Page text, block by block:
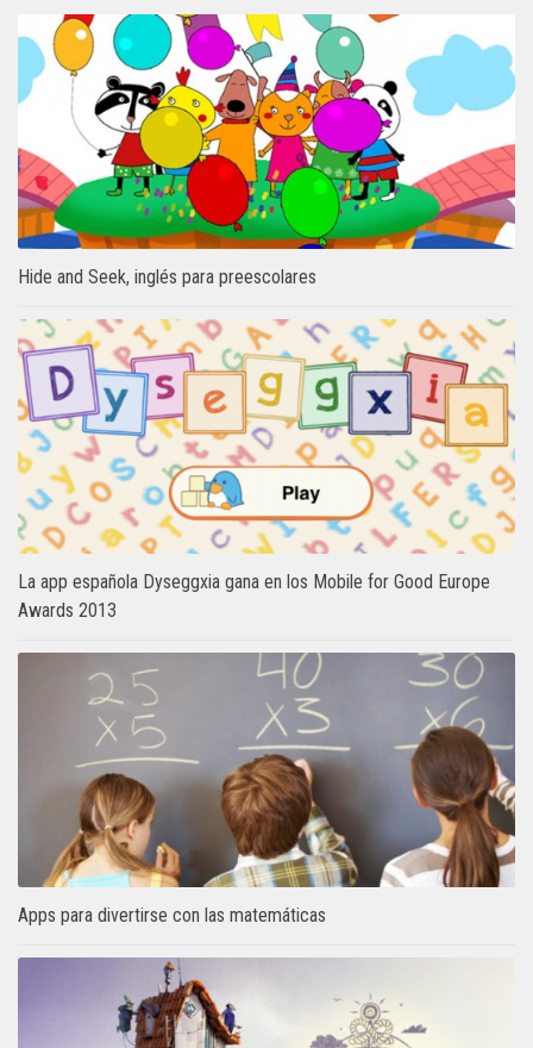
Hide and Seek, inglés para preescolares
La app española Dyseggxia gana en los Mobile for Good Europe
Awards 2013
Apps para divertirse con las matemáticas